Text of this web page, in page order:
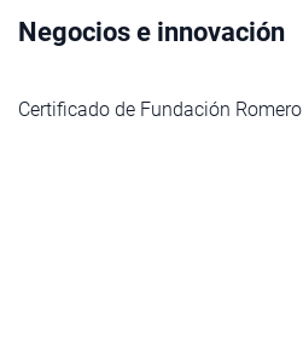
Negocios e innovación
Certificado de Fundación Romero